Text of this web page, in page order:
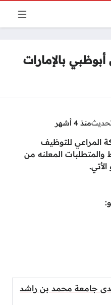
بالإمارات
منذ 4 أشهر
المراعي للتوظيف
والمتطلبات المعلنه من
جامعة محمد بن راشد